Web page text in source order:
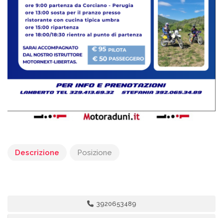
Descrizione Posizione
3920653489